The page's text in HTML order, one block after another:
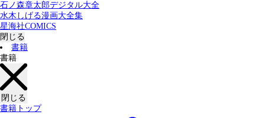
石ノ森章太郎デジタル大全
水木しげる漫画大全集
星海社COMICS
閉じる
書籍
書籍
閉じる
書籍トップ